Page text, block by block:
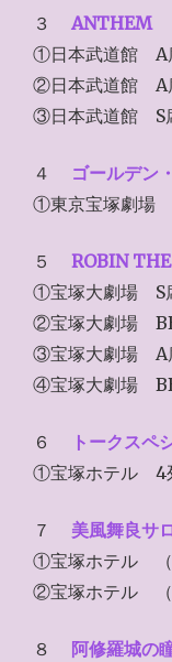
３
ANTHEM
①日本武道館 A
②日本武道館 A
③日本武道館 S
４
ゴールデン
①東京宝塚劇場
５
ROBIN
①宝塚大劇場 S
②宝塚大劇場 BB
③宝塚大劇場 A
④宝塚大劇場 BB
６
トークスペ
①宝塚ホテル 4
７
美風舞良サ
①宝塚ホテル （
②宝塚ホテル （
８
阿修羅城の